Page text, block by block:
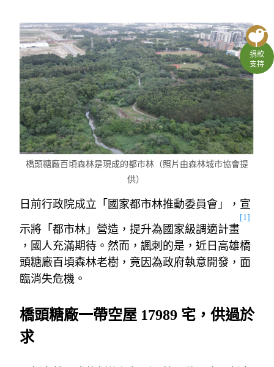
YouTube
捐款
支持
橋頭糖廠百頃森林是現成的都市林（照片由森林城市協會提
供）
日前行政院成立「國家都市林推動委員會」，宣
示將「都市林」營造，提升為國家級調適計畫
[1]
，國人充滿期待。然而，諷刺的是，近日高雄橋
頭糖廠百頃森林老樹，竟因為政府執意開發，面
臨消失危機。
橋頭糖廠一帶空屋 17989 宅，供過於
求